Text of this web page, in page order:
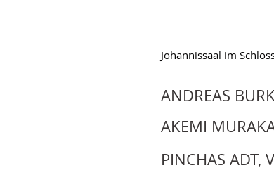
Johannissaal im
ANDREAS
AKEMI
PINCHAS ADT,